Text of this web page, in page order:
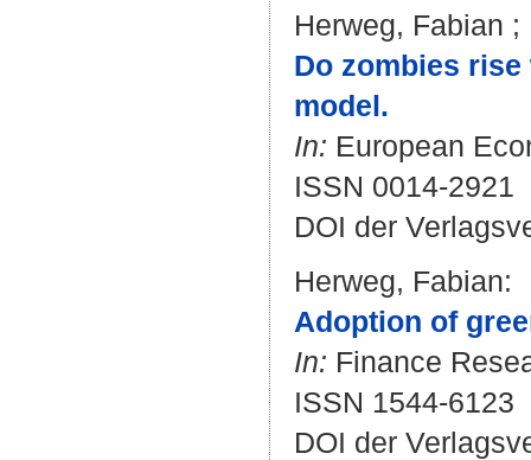
Herweg, Fabian ;
Do zombies
model.
In: European
ISSN 0014-2921
DOI der
Herweg, Fabian:
Adoption of
In: Finance
ISSN 1544-6123
DOI der